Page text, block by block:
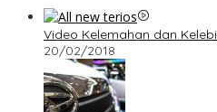
Video Kelemahan dan
20/02/2018